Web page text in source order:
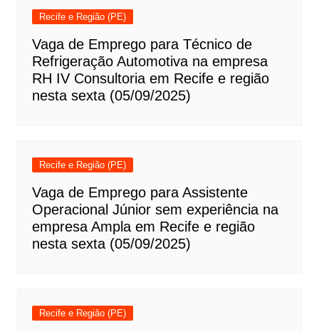
Recife e Região (PE)
Vaga de Emprego para Técnico de
Refrigeração Automotiva na empresa
RH IV Consultoria em Recife e região
nesta sexta (05/09/2025)
Recife e Região (PE)
Vaga de Emprego para Assistente
Operacional Júnior sem experiência na
empresa Ampla em Recife e região
nesta sexta (05/09/2025)
Recife e Região (PE)